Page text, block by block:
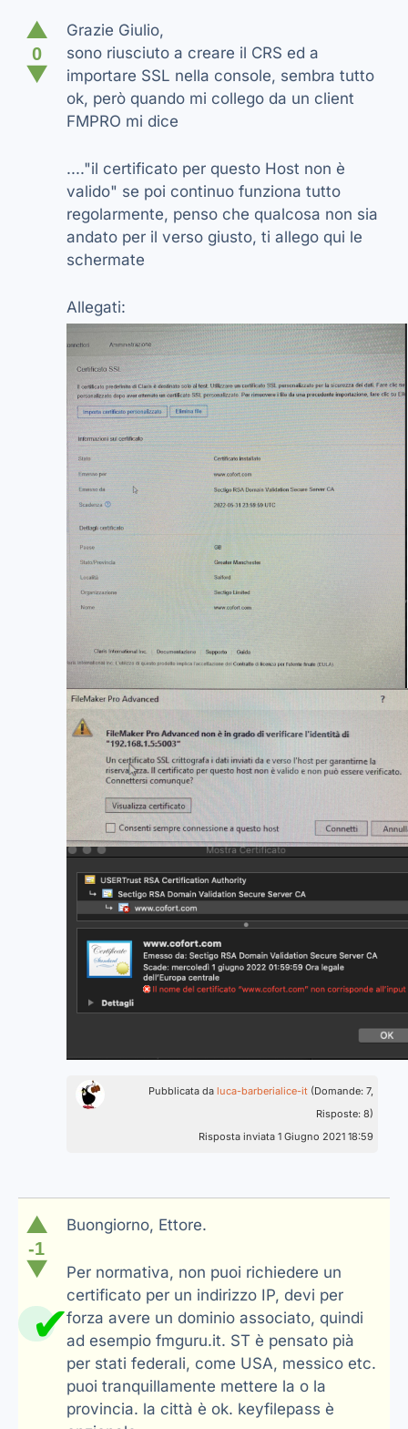
▲
0
▼
Grazie Giulio,
sono riusciuto a creare il CRS ed a
importare SSL nella console, sembra tutto
ok, però quando mi collego da un client
FMPRO mi dice
...."il certificato per questo Host non è
valido" se poi continuo funziona tutto
regolarmente, penso che qualcosa non sia
andato per il verso giusto, ti allego qui le
schermate
Allegati:
Pubblicata da luca-barberialice-it (Domande: 7,
Risposte: 8)
Risposta inviata 1 Giugno 2021 18:59
▲
-1
▼
✔
Buongiorno, Ettore.
Per normativa, non puoi richiedere un
certificato per un indirizzo IP, devi per
forza avere un dominio associato, quindi
ad esempio fmguru.it. ST è pensato pià
per stati federali, come USA, messico etc.
puoi tranquillamente mettere la o la
provincia. la città è ok. keyfilepass è